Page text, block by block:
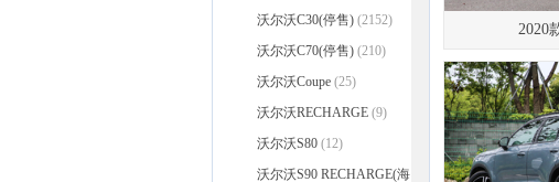
沃尔沃C30(停售) (2152)
沃尔沃C70(停售) (210)
沃尔沃Coupe (25)
沃尔沃RECHARGE (9)
沃尔沃S80 (12)
沃尔沃S90 RECHARGE(海
2020